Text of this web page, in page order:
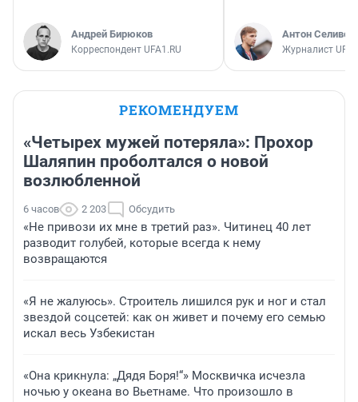
Андрей Бирюков
Корреспондент UFA1.RU
Антон
Журналист
РЕКОМЕНДУЕМ
«Четырех мужей потеряла»: Прохор
Шаляпин проболтался о новой
возлюбленной
6 часов 2 203 Обсудить
«Не привози их мне в третий раз». Читинец 40 лет
разводит голубей, которые всегда к нему
возвращаются
«Я не жалуюсь». Строитель лишился рук и ног и стал
звездой соцсетей: как он живет и почему его семью
искал весь Узбекистан
«Она крикнула: „Дядя Боря!“» Москвичка исчезла
ночью у океана во Вьетнаме. Что произошло в